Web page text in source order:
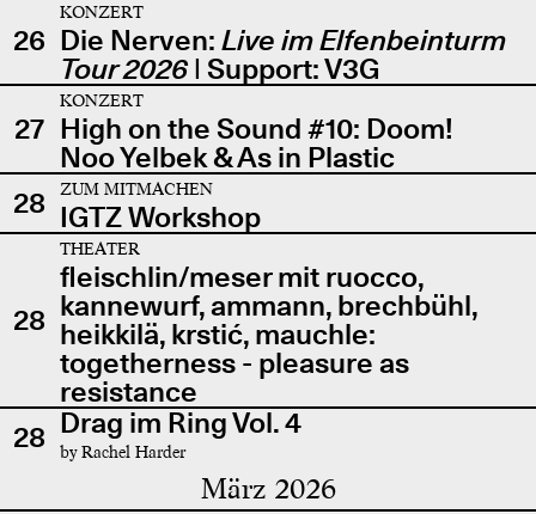
26
KONZERT
Die Nerven: Live im Elfenbeinturm
Tour 2026| Support: V3G
27
KONZERT
High on the Sound #10: Doom!
Noo Yelbek & As in Plastic
28
ZUM MITMACHEN
IGTZ Workshop
28
THEATER
fleischlin/meser mit ruocco,
kannewurf, ammann, brechbühl,
heikkilä, krstić, mauchle:
togetherness - pleasure as
resistance
28 Drag im Ring Vol. 4
by Rachel Harder
März 2026